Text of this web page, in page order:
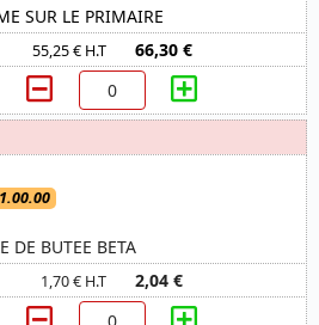
SUR LE PRIMAIRE
55,25 € H.T 66,30 €
DE BUTEE BETA
1,70 € H.T 2,04 €